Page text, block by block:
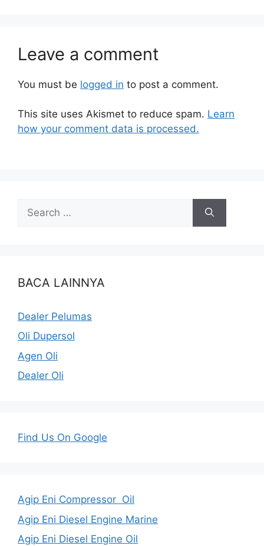
Leave a comment
You must be logged in to post a comment.
This site uses Akismet to reduce spam. Learn
how your comment data is processed.
BACA LAINNYA
Dealer Pelumas
Oli Dupersol
Agen Oli
Dealer Oli
Find Us On Google
Agip Eni Compressor Oil
Agip Eni Diesel Engine Marine
Agip Eni Diesel Engine Oil